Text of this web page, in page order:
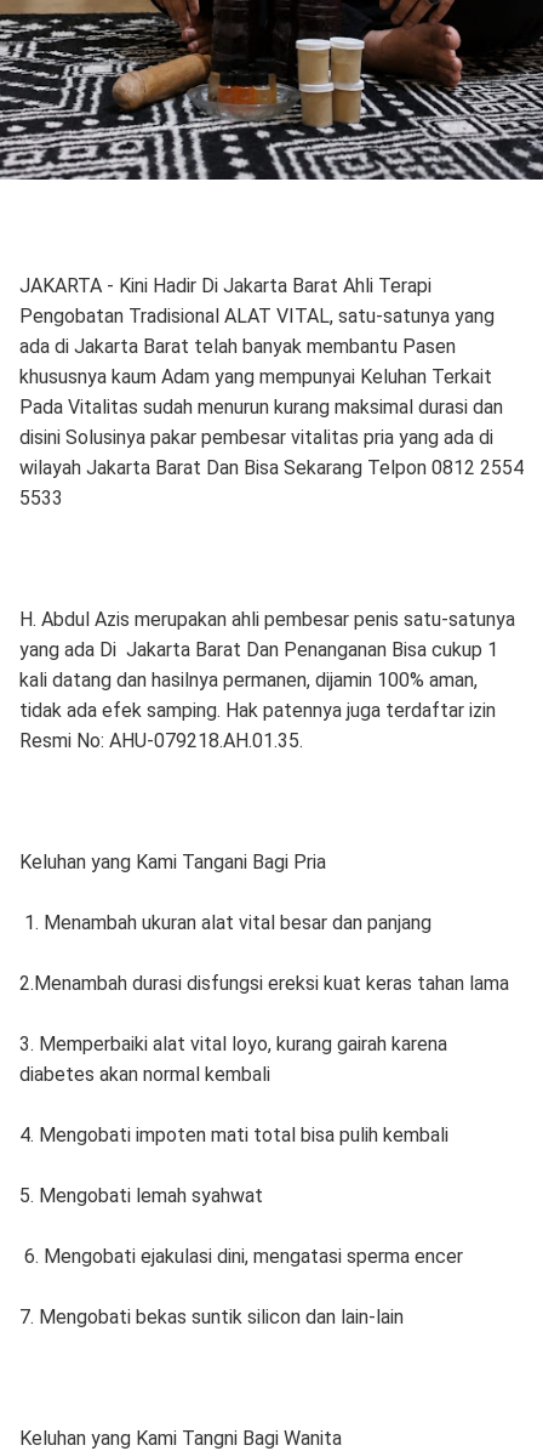
JAKARTA - Kini Hadir Di Jakarta Barat Ahli Terapi
Pengobatan Tradisional ALAT VITAL, satu-satunya yang
ada di Jakarta Barat telah banyak membantu Pasen
khususnya kaum Adam yang mempunyai Keluhan Terkait
Pada Vitalitas sudah menurun kurang maksimal durasi dan
disini Solusinya pakar pembesar vitalitas pria yang ada di
wilayah Jakarta Barat Dan Bisa Sekarang Telpon 0812 2554
5533
H. Abdul Azis merupakan ahli pembesar penis satu-satunya
yang ada Di Jakarta Barat Dan Penanganan Bisa cukup 1
kali datang dan hasilnya permanen, dijamin 100% aman,
tidak ada efek samping. Hak patennya juga terdaftar izin
Resmi No: AHU-079218.AH.01.35.
Keluhan yang Kami Tangani Bagi Pria
1. Menambah ukuran alat vital besar dan panjang
2.Menambah durasi disfungsi ereksi kuat keras tahan lama
3. Memperbaiki alat vital loyo, kurang gairah karena
diabetes akan normal kembali
4. Mengobati impoten mati total bisa pulih kembali
5. Mengobati lemah syahwat
6. Mengobati ejakulasi dini, mengatasi sperma encer
7. Mengobati bekas suntik silicon dan lain-lain
Keluhan yang Kami Tangni Bagi Wanita